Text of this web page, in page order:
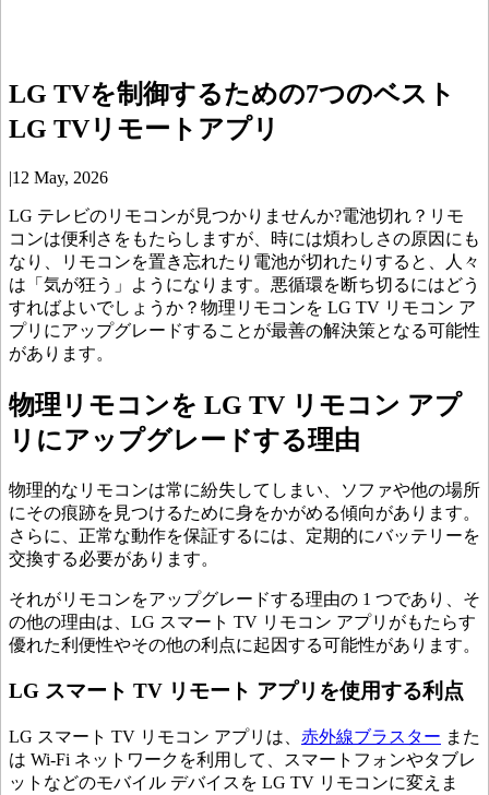
LG TVを制御するための7つのベスト
LG TVリモートアプリ
|12 May, 2026
LG テレビのリモコンが見つかりませんか?電池切れ？リモ
コンは便利さをもたらしますが、時には煩わしさの原因にも
なり、リモコンを置き忘れたり電池が切れたりすると、人々
は「気が狂う」ようになります。悪循環を断ち切るにはどう
すればよいでしょうか？物理リモコンを LG TV リモコン ア
プリにアップグレードすることが最善の解決策となる可能性
があります。
物理リモコンを LG TV リモコン アプ
リにアップグレードする理由
物理的なリモコンは常に紛失してしまい、ソファや他の場所
にその痕跡を見つけるために身をかがめる傾向があります。
さらに、正常な動作を保証するには、定期的にバッテリーを
交換する必要があります。
それがリモコンをアップグレードする理由の 1 つであり、そ
の他の理由は、LG スマート TV リモコン アプリがもたらす
優れた利便性やその他の利点に起因する可能性があります。
LG スマート TV リモート アプリを使用する利点
LG スマート TV リモコン アプリは、 赤外線ブラスター また
は Wi-Fi ネットワークを利用して、スマートフォンやタブレ
ットなどのモバイル デバイスを LG TV リモコンに変えま